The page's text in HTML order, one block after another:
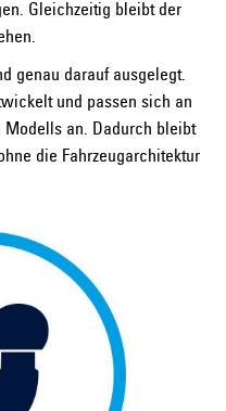
Gleichzeitig bleibt der
genau darauf ausgelegt.
und passen sich an
an. Dadurch bleibt
die Fahrzeugarchitektur